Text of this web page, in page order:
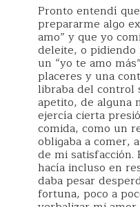
Pronto entendí
prepararme algo
amo” y que yo
deleite, o pidiendo
un “yo te amo
placeres y una
libraba del control
apetito, de alguna
ejercía cierta
comida, como un
obligaba a comer,
de mi satisfacción.
hacía incluso en
daba pesar
fortuna, poco a